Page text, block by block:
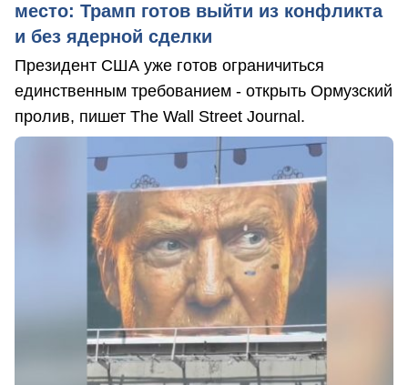
место: Трамп готов выйти из конфликта
и без ядерной сделки
Президент США уже готов ограничиться
единственным требованием - открыть Ормузский
пролив, пишет The Wall Street Journal.